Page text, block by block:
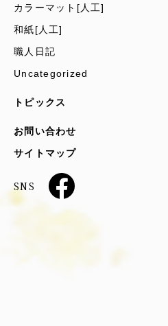
カラーマット[人工]
和紙[人工]
職人日記
Uncategorized
トピックス
お問い合わせ
サイトマップ
SNS